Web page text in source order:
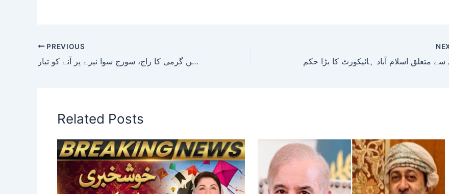
PREVIOUS
لاہور سمیت پنجاب بھر میں گرمی کا راج، سورج سوا نیزے پر آنے کو تیار
Related Posts